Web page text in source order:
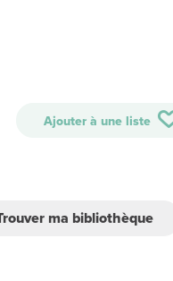
Ajouter à une liste
ma bibliothèque